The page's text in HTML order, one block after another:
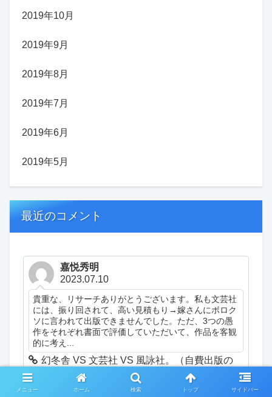
2019年10月
2019年9月
2019年8月
2019年7月
2019年6月
2019年5月
最近のコメント
嘉悦秀明
2023.07.10
貴重な、リサーチありがとうございます。私も文芸社
には、振り回されて、高い見積もり→嫁さんにボロク
ソに言われて出版できませんでした。ただ、3つの愚
作をそれぞれ書面で評価していただいて、作品を客観
的に考え...
幻冬舎 VS 文芸社 VS 風詠社。（自費出版の
話）（日記）
メニュー ホーム 検索 トップ サイドバー